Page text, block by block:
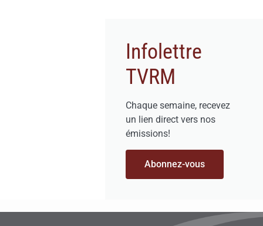
Infolettre
TVRM
Chaque semaine, recevez
un lien direct vers nos
émissions!
Abonnez-vous